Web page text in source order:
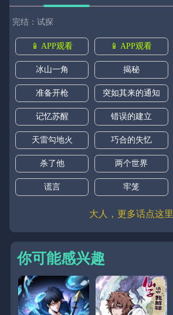
完结：试探
📱 APP观看 📱 APP观看
冰山一角 揭秘
准备开枪 突如其来的通知
记忆苏醒 错误的建立
天雷勾地火 巧合的失忆
杀了他 两个世界
谎言 牢笼
大人，更多话点这里
你可能感兴趣